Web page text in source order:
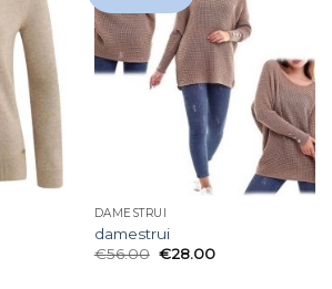
DAMESTRUI
damestrui
€56.00 €28.00